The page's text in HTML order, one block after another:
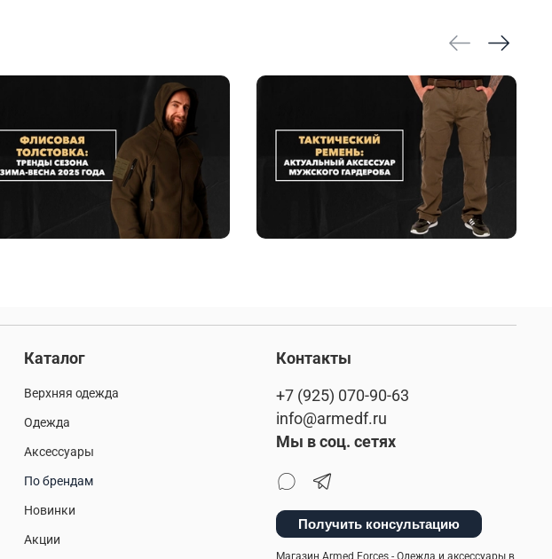
Каталог
Верхняя одежда
Одежда
Аксессуары
По брендам
Новинки
Акции
Контакты
+7 (925) 070-90-63
info@armedf.ru
Мы в соц. сетях
Получить консультацию
Магазин Armed Forces - Одежда и аксессуары в